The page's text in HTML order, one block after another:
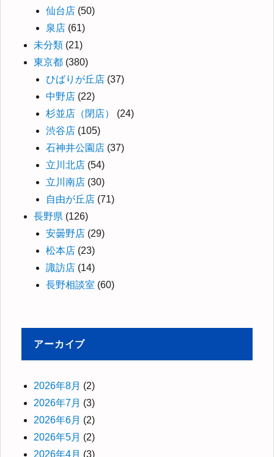
仙台店 (50)
泉店 (61)
未分類 (21)
東京都 (380)
ひばりが丘店 (37)
中野店 (22)
杉並店（閉店）
(24)
渋谷店 (105)
石神井公園店 (37)
立川北店 (54)
立川南店 (30)
自由が丘店 (71)
長野県 (126)
安曇野店 (29)
松本店 (23)
諏訪店 (14)
長野相談室 (60)
アーカイブ
2026年8月 (2)
2026年7月 (3)
2026年6月 (2)
2026年5月 (2)
2026年4月 (3)